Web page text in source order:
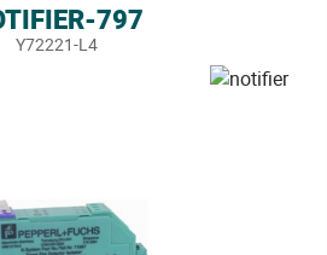
797
Y72221-L4